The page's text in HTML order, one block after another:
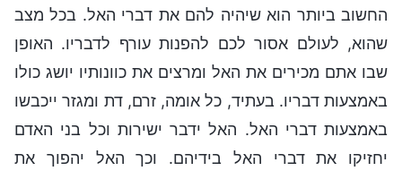
החשוב ביותר הוא שיהיה להם את דברי האל. בכל מצב
שהוא, לעולם אסור לכם להפנות עורף לדבריו. האופן
שבו אתם מכירים את האל ומרצים את כוונותיו יושג כולו
באמצעות דבריו. בעתיד, כל אומה, זרם, דת ומגזר ייכבשו
באמצעות דברי האל. האל ידבר ישירות וכל בני האדם
יחזיקו את דברי האל בידיהם. וכך האל יהפוך את